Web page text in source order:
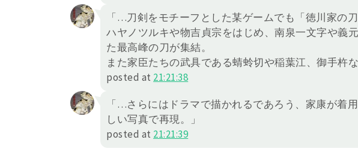
「…刀剣をモチーフとした某ゲームでも「徳川家の
ハヤノツルキや物吉貞宗をはじめ、南泉一文字や義
た最高峰の刀が集結。
また家臣たちの武具である蜻蛉切や稲葉江、御手杵
posted at 21:21:38
「…さらにはドラマで描かれるであろう、家康が着
しい写真で再現。」
posted at 21:21:39